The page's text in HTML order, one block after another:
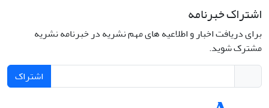
اشتراک خبرنامه
برای دریافت اخبار و اطلاعیه های مهم نشریه در خبرنامه نشریه
مشترک شوید.
اشتراک